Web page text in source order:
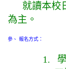
就讀本校
為主。
參、 報名方式：
1.